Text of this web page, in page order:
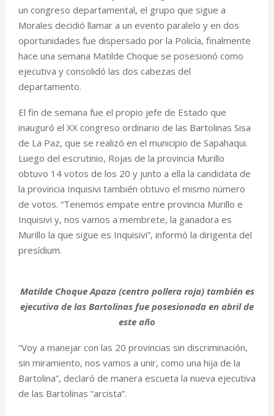
un congreso departamental, el grupo que sigue a
Morales decidió llamar a un evento paralelo y en dos
oportunidades fue dispersado por la Policía, finalmente
hace una semana Matilde Choque se posesionó como
ejecutiva y consolidó las dos cabezas del
departamento.
El fin de semana fue el propio jefe de Estado que
inauguró el XX congreso ordinario de las Bartolinas Sisa
de La Paz, que se realizó en el municipio de Sapahaqui.
Luego del escrutinio, Rojas de la provincia Murillo
obtuvo 14 votos de los 20 y junto a ella la candidata de
la provincia Inquisivi también obtuvo el mismo número
de votos. “Tenemos empate entre provincia Murillo e
Inquisivi y, nos vamos a membrete, la ganadora es
Murillo la que sigue es Inquisivi”, informó la dirigenta del
presídium.
Matilde Choque Apaza (centro pollera roja) también es
ejecutiva de las Bartolinas fue posesionada en abril de
este año
“Voy a manejar con las 20 provincias sin discriminación,
sin miramiento, nos vamos a unir, como una hija de la
Bartolina”, declaró de manera escueta la nueva ejecutiva
de las Bartolinas “arcista”.